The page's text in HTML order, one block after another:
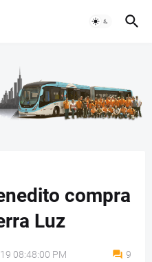
compra
Luz
08:48:00 PM 9